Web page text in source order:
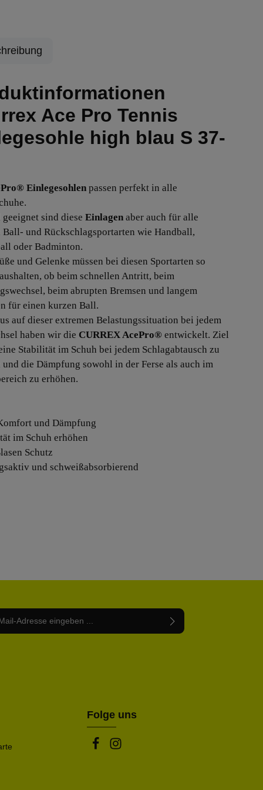
Ace Pro Tennis
high blau S 37-
Einlegesohlen passen perfekt in alle
sind diese Einlagen aber auch für alle
Ball- und Rückschlagsportarten wie Handball,
oder Badminton.
und Gelenke müssen bei diesen Sportarten so
ob beim schnellen Antritt, beim
beim abrupten Bremsen und langem
für einen kurzen Ball.
auf dieser extremen Belastungssituation bei jedem
haben wir die CURREX AcePro® entwickelt. Ziel
Stabilität im Schuh bei jedem Schlagabtausch zu
und die Dämpfung sowohl in der Ferse als auch im
zu erhöhen.
und Dämpfung
im Schuh erhöhen
Schutz
und schweißabsorbierend
Folge uns